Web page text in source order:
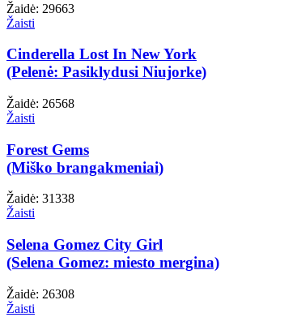
Žaidė: 29663
Žaisti
Cinderella Lost In New York
(Pelenė: Pasiklydusi Niujorke)
Žaidė: 26568
Žaisti
Forest Gems
(Miško brangakmeniai)
Žaidė: 31338
Žaisti
Selena Gomez City Girl
(Selena Gomez: miesto mergina)
Žaidė: 26308
Žaisti